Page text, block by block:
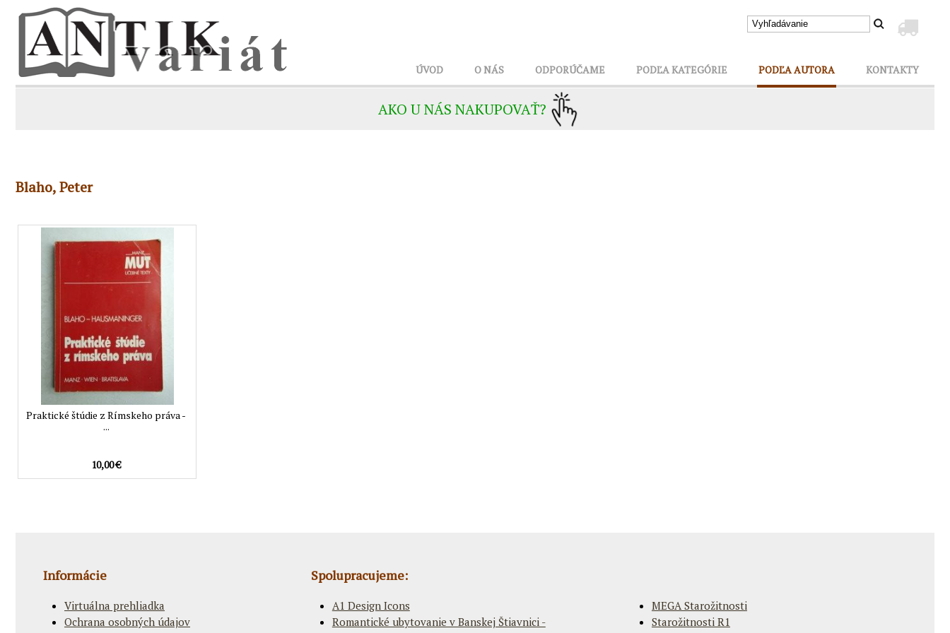
ÚVOD O NÁS ODPORÚČAME PODĽA KATEGÓRIE PODĽA AUTORA KONTAKTY
AKO U NÁS NAKUPOVAŤ?
Blaho, Peter
Praktické štúdie z Rímskeho práva -
...
10,00 €
Informácie
Virtuálna prehliadka
Ochrana osobných údajov
Spolupracujeme:
A1 Design Icons
Romantické ubytovanie v Banskej Štiavnici -
MEGA Starožitnosti
Starožitnosti R1